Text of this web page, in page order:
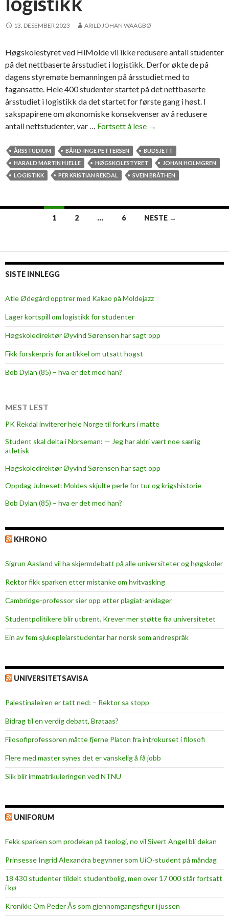
13. DESEMBER 2023 ARILD JOHAN WAAGBØ
Høgskolestyret ved HiMolde vil ikke redusere antall studenter
på det nettbaserte årsstudiet i logistikk. Derfor økte de på
dagens styremøte bemanningen på årsstudiet med to
fagansatte. Hele 400 studenter startet på det nettbaserte
årsstudiet i logistikk da det startet for første gang i høst. I
sakspapirene om økonomiske konsekvenser av å redusere
antall nettstudenter, var … Fortsett å lese H
g
k
e
y
r
s
a
s
e
t
å
e
t
t
s
e
r
t
e
å
r
s
d
e
t
i
l
i
i
k
k
→
ÅRSSTUDIUM BÅRD-INGE PETTERSEN
BUDSJETT
HARALD MARTIN HJELLE
HØGSKOLESTYRET
JOHAN HOLMGREN
LOGISTIKK
PER KRISTIAN REKDAL SVEIN BRÅTHEN
1 2 … 6 NESTE →
SISTE INNLEGG
Atle Ødegård opptrer med Kakao på Moldejazz
Lager kortspill om logistikk for studenter
Høgskoledirektør Øyvind Sørensen har sagt opp
Fikk forskerpris for artikkel om utsatt hogst
Bob Dylan (85) – hva er det med han?
MEST LEST
PK Rekdal inviterer hele Norge til forkurs i matte
Student skal delta i Norseman: — Jeg har aldri vært noe særlig
atletisk
Høgskoledirektør Øyvind Sørensen har sagt opp
Oppdag Julneset: Moldes skjulte perle for tur og krigshistorie
Bob Dylan (85) – hva er det med han?
KHRONO
Sigrun Aasland vil ha skjerm­debatt på alle universiteter og høgskoler
Rektor fikk sparken etter mistanke om hvitvasking
Cambridge-professor sier opp etter plagiat-anklager
Studentpolitikere blir utbrent. Krever mer støtte fra universitetet
Ein av fem sjukepleiar­studentar har norsk som andrespråk
UNIVERSITETSAVISA
Palestinaleiren er tatt ned: – Rektor sa stopp
Bidrag til en verdig debatt, Brataas?
Filosofiprofessoren måtte fjerne Platon fra introkurset i filosofi
Flere med master synes det er vanskelig å få jobb
Slik blir immatrikuleringen ved NTNU
UNIFORUM
Fekk sparken som prodekan på teologi, no vil Sivert Angel bli dekan
Prinsesse Ingrid Alexandra begynner som UiO-student på måndag
18 430 studenter tildelt studentbolig, men over 17 000 står fortsatt
i kø
Kronikk: Om Peder Ås som gjennomgangsfigur i jussen